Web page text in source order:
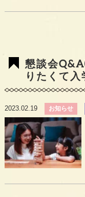
懇談会
りたくて
2023.02.19 お知らせ